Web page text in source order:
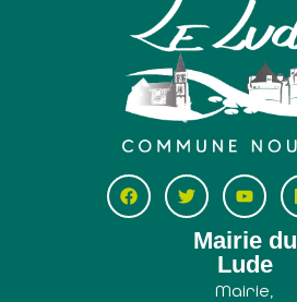
Mairie du
Lude
Mairie,